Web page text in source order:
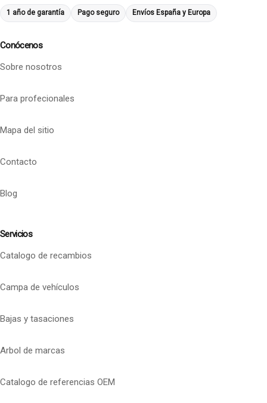
1 año de garantía Pago seguro Envíos España y Europa
Conócenos
Sobre nosotros
Para profecionales
Mapa del sitio
Contacto
Blog
Servicios
Catalogo de recambios
Campa de vehículos
Bajas y tasaciones
Arbol de marcas
Catalogo de referencias OEM